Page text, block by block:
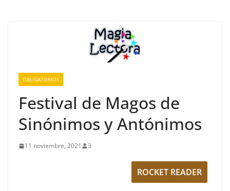
OBLIGATORIOS
Festival de Magos de
Sinónimos y Antónimos
11 noviembre, 2021 3
ROCKET READER